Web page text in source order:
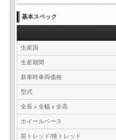
基本スペック
生産国
生産期間
新車時車両価格
型式
全長ｘ全幅ｘ全高
ホイールベース
前トレッド/後トレッド